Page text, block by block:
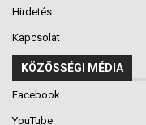
Hirdetés
Kapcsolat
KÖZÖSSÉGI MÉDIA
Facebook
YouTube